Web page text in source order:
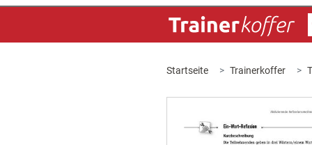
Startseite Trainerkoffer